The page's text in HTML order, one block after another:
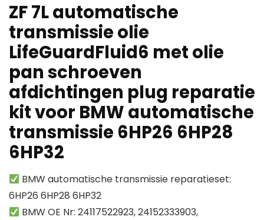
ZF 7L automatische
transmissie olie
LifeGuardFluid6 met olie
pan schroeven
afdichtingen plug reparatie
kit voor BMW automatische
transmissie 6HP26 6HP28
6HP32
BMW automatische transmissie reparatieset:
6HP26 6HP28 6HP32
BMW OE Nr: 24117522923, 24152333903,